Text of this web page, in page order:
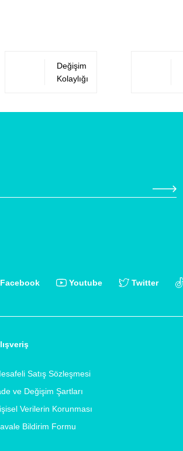
Değişim
Kolaylığı
Facebook Youtube Twitter
Satış Sözleşmesi
ve Değişim Şartları
Verilerin Korunması
Bildirim Formu